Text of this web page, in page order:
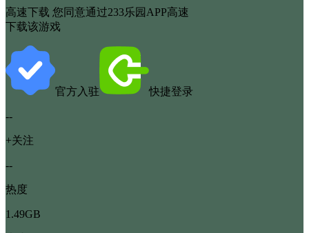
高速下载 您同意通过233乐园APP高速
下载该游戏
官方入驻 快捷登录
--
+关注
--
热度
1.49GB